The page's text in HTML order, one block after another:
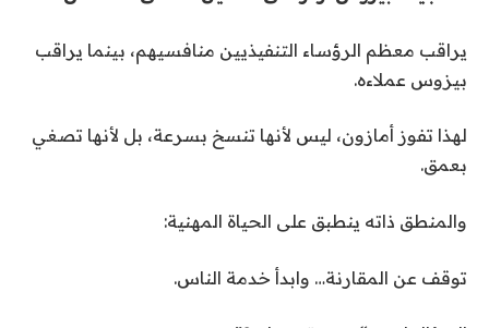
يراقب معظم الرؤساء التنفيذيين منافسيهم، بينما يراقب
بيزوس عملاءه.
لهذا تفوز أمازون، ليس لأنها تنسخ بسرعة، بل لأنها تصغي
بعمق.
والمنطق ذاته ينطبق على الحياة المهنية:
توقف عن المقارنة… وابدأ خدمة الناس.